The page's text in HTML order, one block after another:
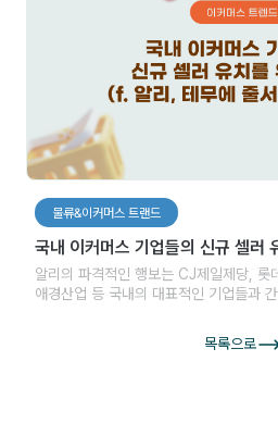
물류&이커머스 트랜드
국내 이커머스 기업들의 신규 셀러
테무에 줄서는 셀러들?)
알리의 파격적인 행보는 CJ제일제당, 롯
애경산업 등 국내의 대표적인 기업들과
이탈하는 셀러들을 막고 신규 셀러를 모
목록으로